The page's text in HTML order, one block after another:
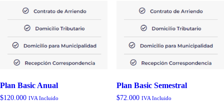
Plan Basic Anual
$120.000 IVA Incluido
Plan Basic Semestral
$72.000 IVA Incluido